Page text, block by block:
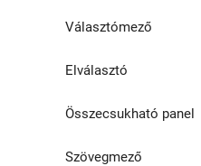
Frissítés 0.4.3-ról
1.0.0-ra
Ikon
Média
Segédosztályok
Árnyék
Választómező
Elválasztó
Összecsukható panel
Szövegmező